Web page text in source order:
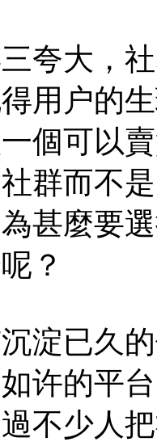
夸大，
用户的
個可以
群而不
甚麼要
？
淀已久
许的平
不少人